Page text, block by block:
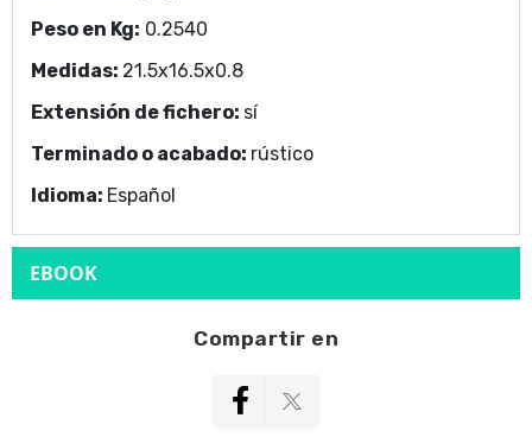
Peso en Kg: 0.2540
Medidas: 21.5x16.5x0.8
Extensión de fichero: sí
Terminado o acabado: rústico
Idioma: Español
EBOOK
Compartir en